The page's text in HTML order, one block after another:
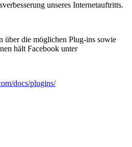
unseres Internetauftritts.
über die möglichen Plug-ins sowie
hält Facebook unter
docs/plugins/